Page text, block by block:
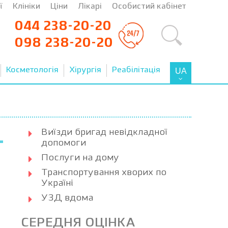
Клініки Ціни Лікарі Особистий кабінет
044 238-20-20
098 238-20-20
Косметологія Хірургія Реабілітація UA
Виїзди бригад невідкладної
допомоги
Послуги на дому
Транспортування хворих по
Україні
УЗД вдома
СЕРЕДНЯ ОЦІНКА